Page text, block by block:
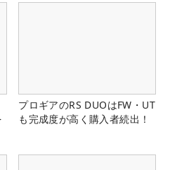
プロギアのRS DUOはFW・UT
も完成度が高く購入者続出！